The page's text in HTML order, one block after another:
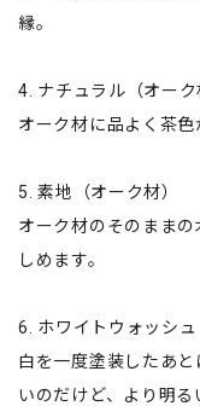
縁。
4. ナチュラル（オーク
オーク材に品よく茶色
5. 素地（オーク材）
オーク材のそのまま
しめます。
6. ホワイトウォッシュ
白を一度塗装したあ
いのだけど、より明る